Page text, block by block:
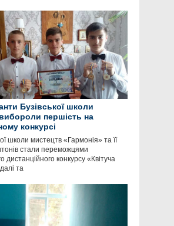
Бузівської школи
першість на
конкурсі
школи мистецтв «Гармонія» та її
стали переможцями
дистанційного конкурсу «Квітуча
та